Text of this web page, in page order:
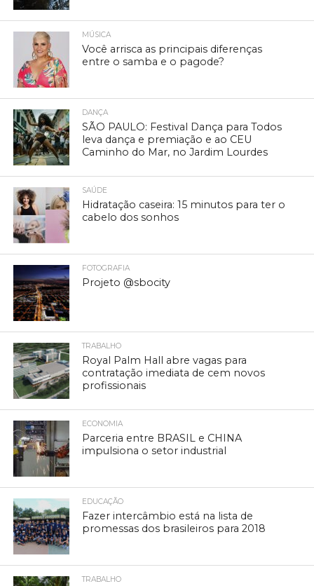
MÚSICA
Você arrisca as principais diferenças
entre o samba e o pagode?
DANÇA
SÃO PAULO: Festival Dança para Todos
leva dança e premiação e ao CEU
Caminho do Mar, no Jardim Lourdes
SAÚDE
Hidratação caseira: 15 minutos para ter o
cabelo dos sonhos
FOTOGRAFIA
Projeto @sbocity
TRABALHO
Royal Palm Hall abre vagas para
contratação imediata de cem novos
profissionais
ECONOMIA
Parceria entre BRASIL e CHINA
impulsiona o setor industrial
EDUCAÇÃO
Fazer intercâmbio está na lista de
promessas dos brasileiros para 2018
TRABALHO